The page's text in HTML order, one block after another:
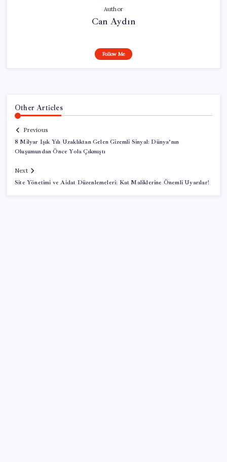
Author
Can Aydın
Follow Me
Other Articles
Previous
8 Milyar Işık Yılı Uzaklıktan Gelen Gizemli Sinyal: Dünya’nın
Oluşumundan Önce Yola Çıkmıştı
Next
Site Yönetimi ve Aidat Düzenlemeleri: Kat Maliklerine Önemli Uyarılar!